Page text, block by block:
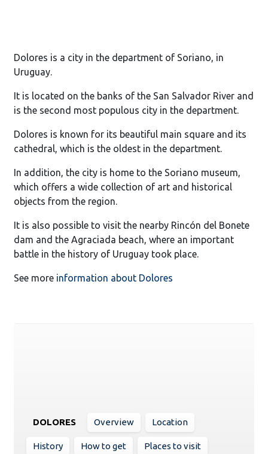
Dolores is a city in the department of Soriano, in
Uruguay.
It is located on the banks of the San Salvador River and
is the second most populous city in the department.
Dolores is known for its beautiful main square and its
cathedral, which is the oldest in the department.
In addition, the city is home to the Soriano museum,
which offers a wide collection of art and historical
objects from the region.
It is also possible to visit the nearby Rincón del Bonete
dam and the Agraciada beach, where an important
battle in the history of Uruguay took place.
See more information about Dolores
DOLORES Overview Location
History How to get Places to visit